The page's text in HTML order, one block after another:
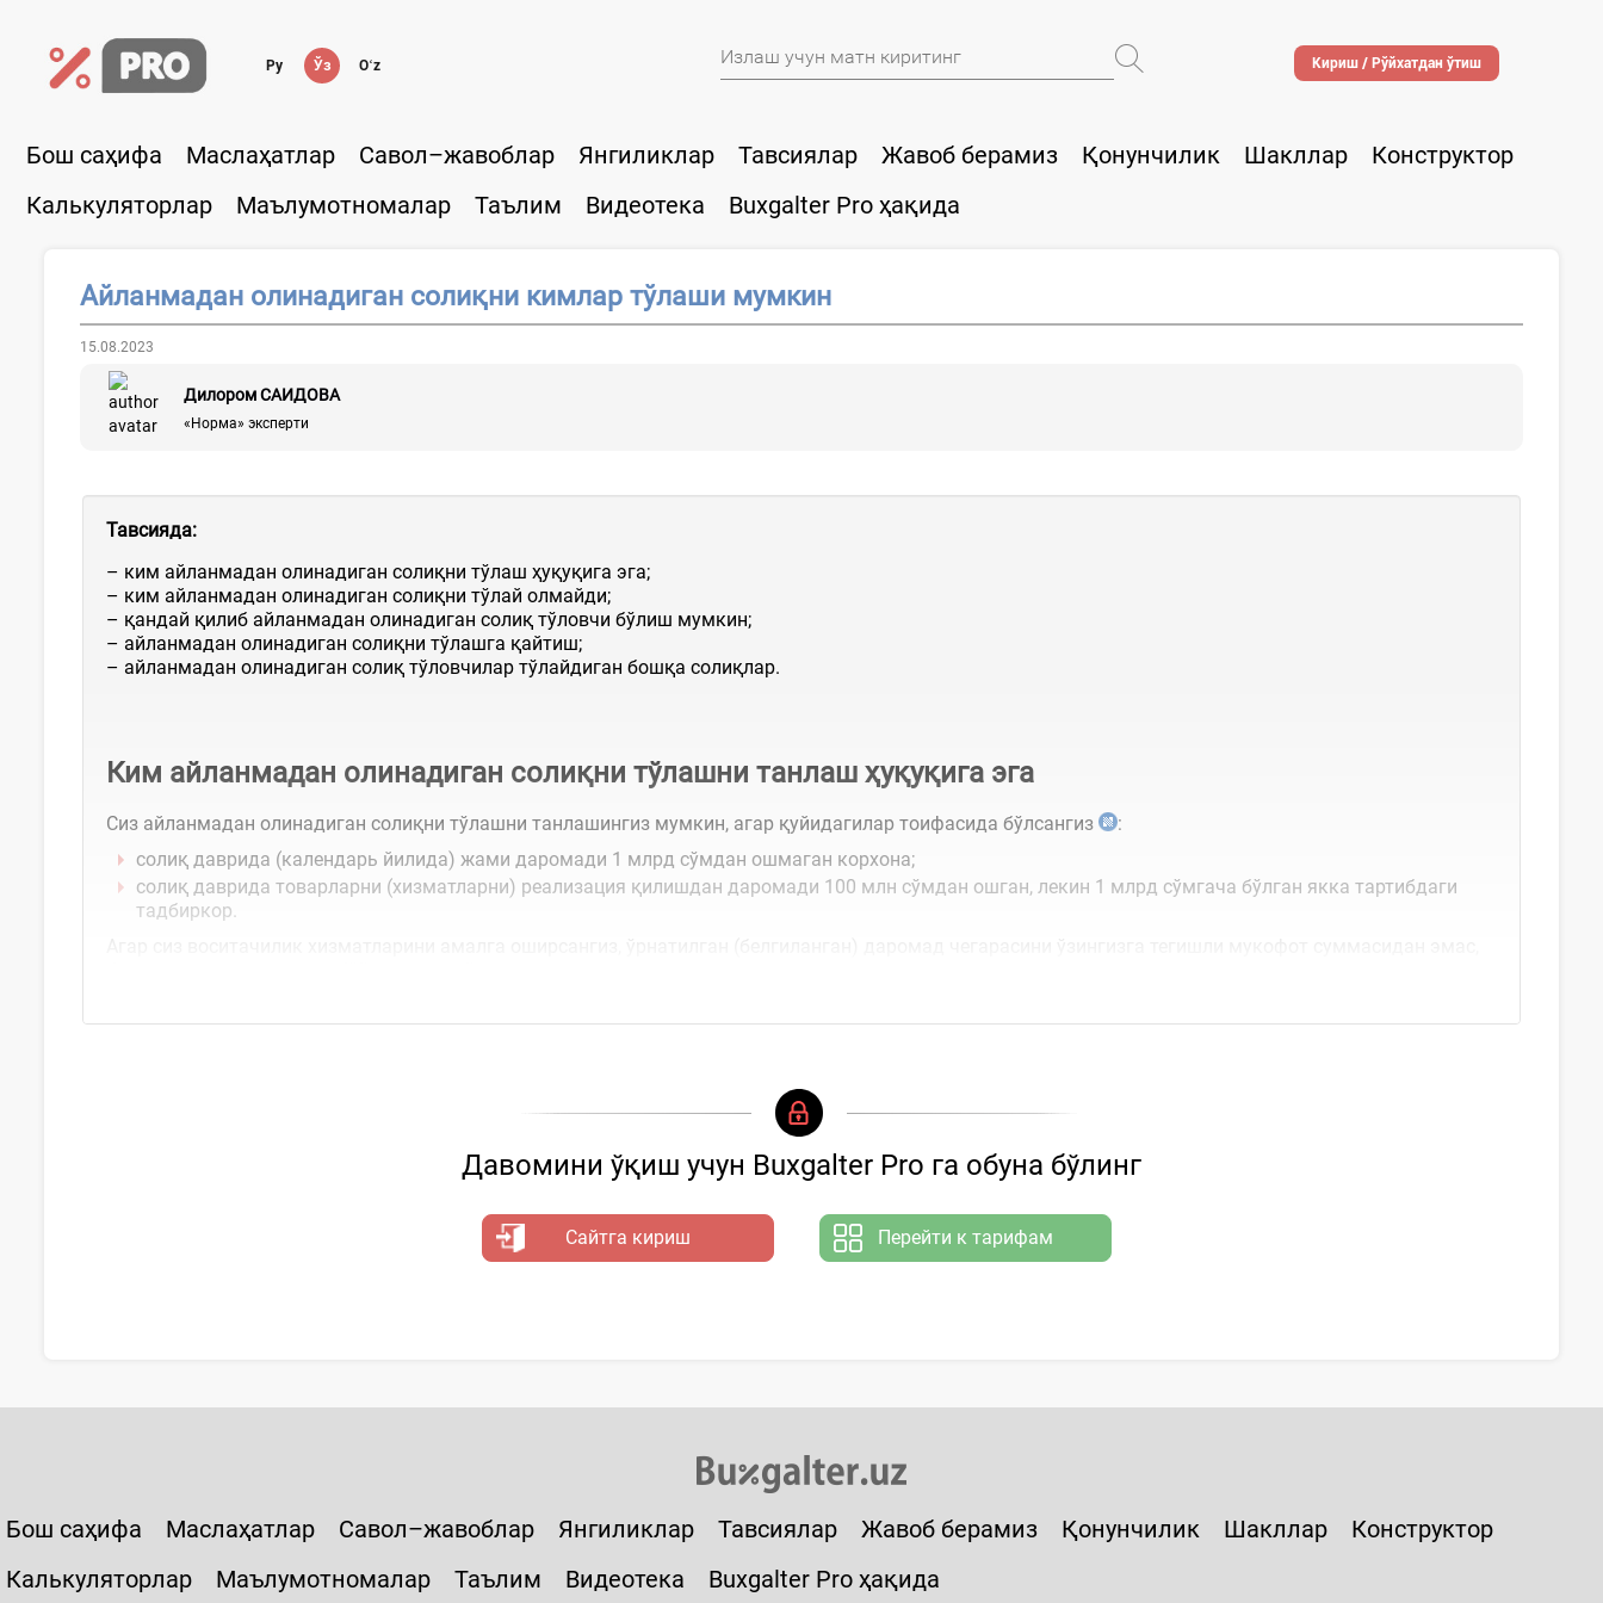
Ру Ўз Oʻz Кириш / Рўйхатдан ўтиш
Бош саҳифа Маслаҳатлар Савол–жавоблар Янгиликлар Тавсиялар Жавоб берамиз Қонунчилик Шакллар
Конструктор
Калькуляторлар
Маълумотномалар Таълим Видеотека Buxgalter Pro ҳақида
Айланмадан олинадиган солиқни кимлар тўлаши мумкин
15.08.2023
Дилором САИДОВА
«Норма» эксперти
Тавсияда:
– ким айланмадан олинадиган солиқни тўлаш ҳуқуқига эга;
– ким айланмадан олинадиган солиқни тўлай олмайди;
– қандай қилиб айланмадан олинадиган солиқ тўловчи бўлиш мумкин;
– айланмадан олинадиган солиқни тўлашга қайтиш;
– айланмадан олинадиган солиқ тўловчилар тўлайдиган бошқа солиқлар.
Ким айланмадан олинадиган солиқни тўлашни танлаш ҳуқуқига эга
Сиз айланмадан олинадиган солиқни тўлашни танлашингиз мумкин, агар қуйидагилар тоифасида бўлсангиз
:
солиқ даврида (календарь йилида) жами даромади 1 млрд сўмдан ошмаган корхона;
солиқ даврида товарларни (хизматларни) реализация қилишдан даромади 100 млн сўмдан ошган, лекин 1 млрд сўмгача бўлган якка тартибдаги
тадбиркор.
Давомини ўқиш учун Buxgalter Pro га обуна бўлинг
Сайтга кириш Перейти к тарифам
Бош саҳифа Маслаҳатлар Савол–жавоблар Янгиликлар Тавсиялар Жавоб берамиз Қонунчилик Шакллар
Конструктор
Калькуляторлар
Маълумотномалар Таълим Видеотека Buxgalter Pro ҳақида